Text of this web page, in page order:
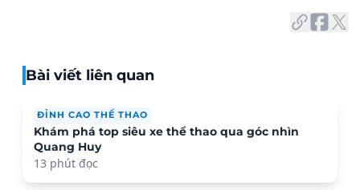
Bài viết liên quan
ĐỈNH CAO THỂ THAO
Khám phá top siêu xe thể thao qua góc nhìn
Quang Huy
13 phút đọc